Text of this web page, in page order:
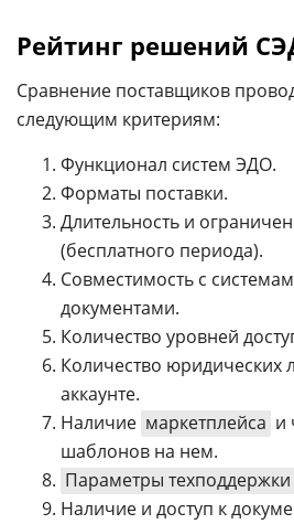
Рейтинг решений
Сравнение поставщиков
следующим критериям:
Функционал систем ЭДО.
Форматы поставки.
Длительность и
(бесплатного периода).
Совместимость с
документами.
Количество уровней
Количество юридических
аккаунте.
Наличие маркетплейса и
шаблонов на нем.
Параметры техподдержки
Наличие и доступ к